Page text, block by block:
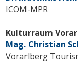
ICOM-MPR
Kulturraum
Mag. Christian
Vorarlberg